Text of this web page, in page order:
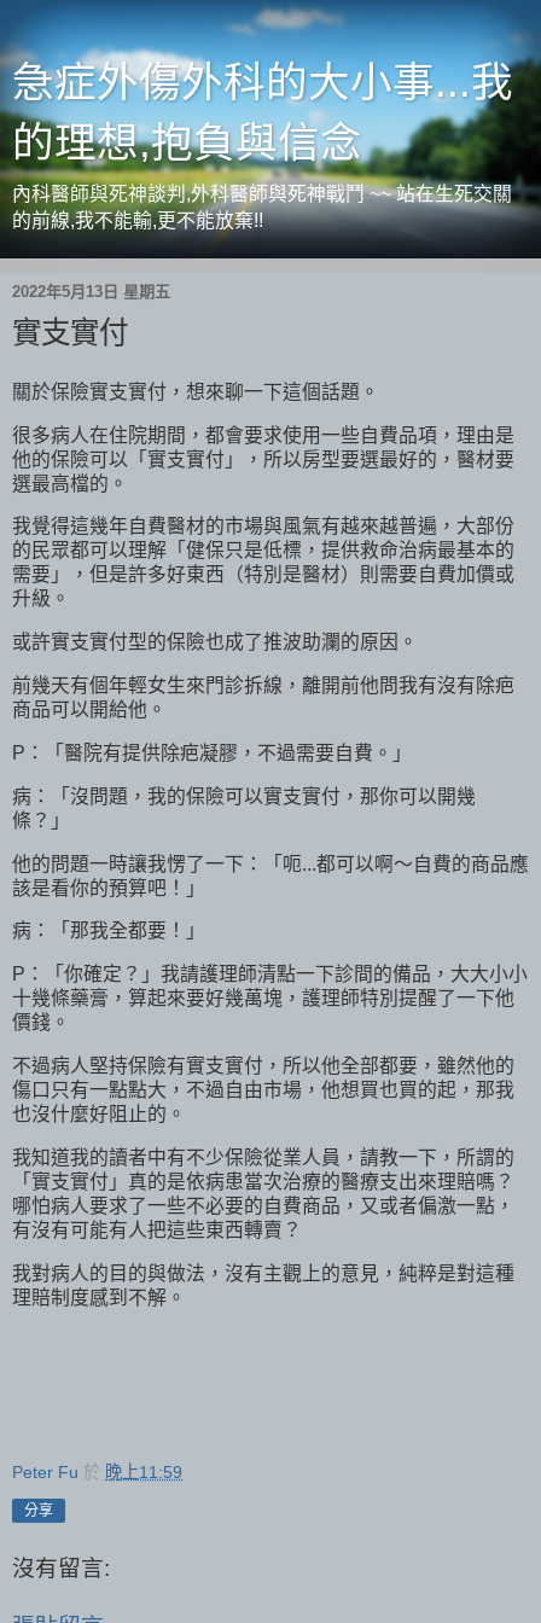
急症外傷外科的大小事...我
的理想,抱負與信念
內科醫師與死神談判,外科醫師與死神戰鬥 ~~ 站在生死交關
的前線,我不能輸,更不能放棄!!
2022年5月13日 星期五
實支實付
關於保險實支實付，想來聊一下這個話題。
很多病人在住院期間，都會要求使用一些自費品項，理由是
他的保險可以「實支實付」，所以房型要選最好的，醫材要
選最高檔的。
我覺得這幾年自費醫材的市場與風氣有越來越普遍，大部份
的民眾都可以理解「健保只是低標，提供救命治病最基本的
需要」，但是許多好東西（特別是醫材）則需要自費加價或
升級。
或許實支實付型的保險也成了推波助瀾的原因。
前幾天有個年輕女生來門診拆線，離開前他問我有沒有除疤
商品可以開給他。
P：「醫院有提供除疤凝膠，不過需要自費。」
病：「沒問題，我的保險可以實支實付，那你可以開幾
條？」
他的問題一時讓我愣了一下：「呃...都可以啊～自費的商品應
該是看你的預算吧！」
病：「那我全都要！」
P：「你確定？」我請護理師清點一下診間的備品，大大小小
十幾條藥膏，算起來要好幾萬塊，護理師特別提醒了一下他
價錢。
不過病人堅持保險有實支實付，所以他全部都要，雖然他的
傷口只有一點點大，不過自由市場，他想買也買的起，那我
也沒什麼好阻止的。
我知道我的讀者中有不少保險從業人員，請教一下，所謂的
「實支實付」真的是依病患當次治療的醫療支出來理賠嗎？
哪怕病人要求了一些不必要的自費商品，又或者偏激一點，
有沒有可能有人把這些東西轉賣？
我對病人的目的與做法，沒有主觀上的意見，純粹是對這種
理賠制度感到不解。
Peter Fu 於 晚上11:59
分享
沒有留言: